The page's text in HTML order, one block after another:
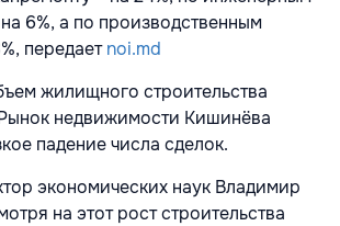
6%, а по производственным
передаетnoi.md
жилищного строительства
недвижимости Кишинёва
падение числа сделок.
экономических наук Владимир
на этот рост строительства